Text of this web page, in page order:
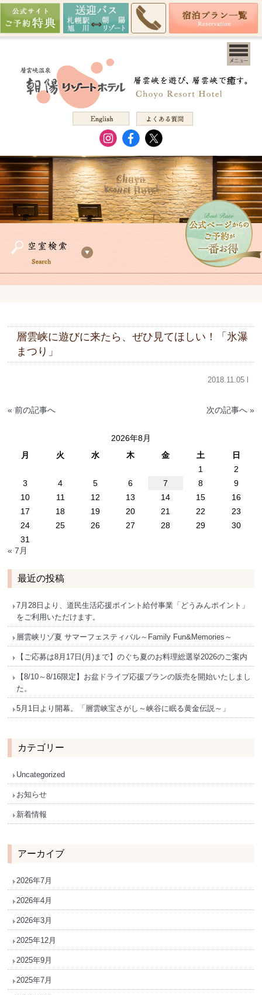
層雲峡に遊びに来たら、ぜひ見てほしい！「氷瀑
まつり」
2018.11.05 l
« 前の記事へ 次の記事へ »
2026年8月
月
火 水 木 金 土
日
1
2
3
4 5 6 7 8
9
10
11 12 13 14 15
16
17
18 19 20 21 22
23
24
25 26 27 28 29
30
31
« 7月
最近の投稿
7月28日より、道民生活応援ポイント給付事業「どうみんポイント」
をご利用いただけます。
層雲峡リゾ夏 サマーフェスティバル～Family Fun&Memories～
【ご応募は8月17日(月)まで】のぐち夏のお料理総選挙2026のご案内
【8/10～8/16限定】お盆ドライブ応援プランの販売を開始いたしまし
た。
5月1日より開幕。「層雲峡宝さがし～峡谷に眠る黄金伝説～」
カテゴリー
Uncategorized
お知らせ
新着情報
アーカイブ
2026年7月
2026年4月
2026年3月
2025年12月
2025年9月
2025年7月